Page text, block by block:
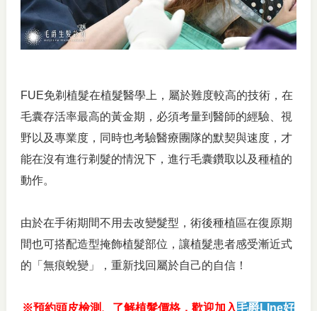
FUE免剃植髮在植髮醫學上，屬於難度較高的技術，在
毛囊存活率最高的黃金期，必須考量到醫師的經驗、視
野以及專業度，同時也考驗醫療團隊的默契與速度，才
能在沒有進行剃髮的情況下，進行毛囊鑽取以及種植的
動作。
由於在手術期間不用去改變髮型，術後種植區在復原期
間也可搭配造型掩飾植髮部位，讓植髮患者感受漸近式
的「無痕蛻變」，重新找回屬於自己的自信！
※預約頭皮檢測、了解植髮價格，歡迎加入毛爵LIne好